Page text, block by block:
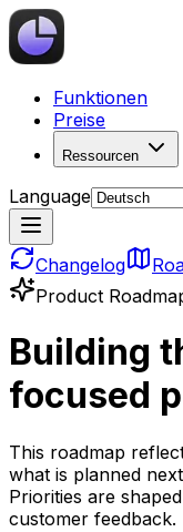
Funktionen
Preise
Ressourcen
Language
Changelog
Product
Building
focused
This roadmap
what is planned
Priorities are
customer feedback.